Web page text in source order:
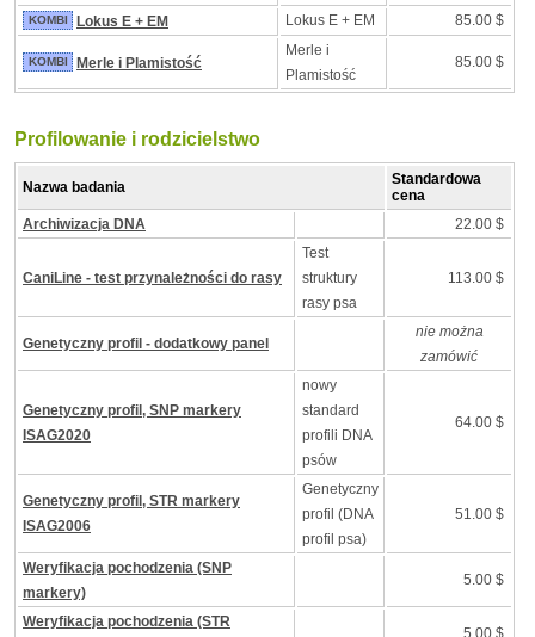
KOMBI Lokus E + EM Lokus E + EM 85.00 $
KOMBI Merle i Plamistość
Merle i
Plamistość
85.00 $
Profilowanie i rodzicielstwo
Nazwa badania
Standardowa
cena
Archiwizacja DNA
22.00 $
CaniLine - test przynależności do rasy
Test
struktury
rasy psa
113.00 $
Genetyczny profil - dodatkowy panel
nie można
zamówić
Genetyczny profil, SNP markery
ISAG2020
nowy
standard
profili DNA
psów
64.00 $
Genetyczny profil, STR markery
ISAG2006
Genetyczny
profil (DNA
profil psa)
51.00 $
Weryfikacja pochodzenia (SNP
markery)
5.00 $
Weryfikacja pochodzenia (STR
5.00 $